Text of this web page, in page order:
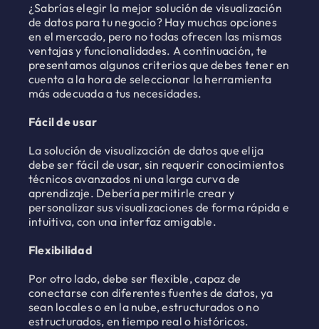
¿Sabrías elegir la mejor solución de visualización
de datos para tu negocio? Hay muchas opciones
en el mercado, pero no todas ofrecen las mismas
ventajas y funcionalidades. A continuación, te
presentamos algunos criterios que debes tener en
cuenta a la hora de seleccionar la herramienta
más adecuada a tus necesidades.
Fácil de usar
La solución de visualización de datos que elija
debe ser fácil de usar, sin requerir conocimientos
técnicos avanzados ni una larga curva de
aprendizaje. Debería permitirle crear y
personalizar sus visualizaciones de forma rápida e
intuitiva, con una interfaz amigable.
Flexibilidad
Por otro lado, debe ser flexible, capaz de
conectarse con diferentes fuentes de datos, ya
sean locales o en la nube, estructurados o no
estructurados, en tiempo real o históricos.